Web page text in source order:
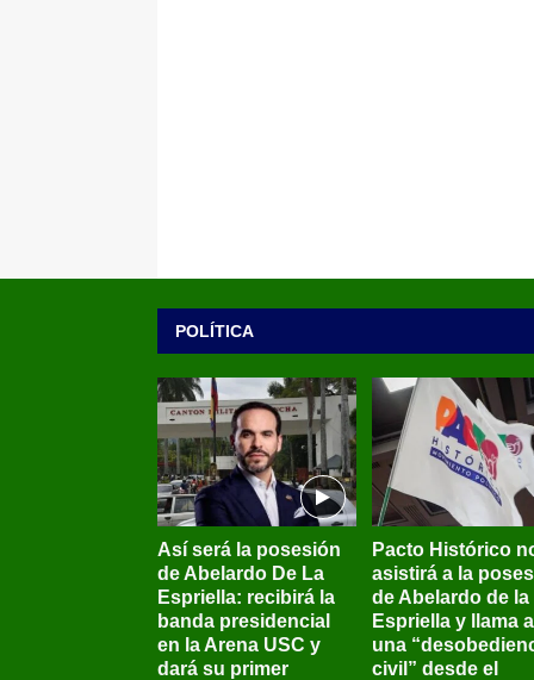
POLÍTICA
Así será la posesión
de Abelardo De La
Espriella: recibirá la
banda presidencial
en la Arena USC y
dará su primer
Pacto Histórico
asistirá a la
de Abelardo de la
Espriella y llama a
una
civil” desde el